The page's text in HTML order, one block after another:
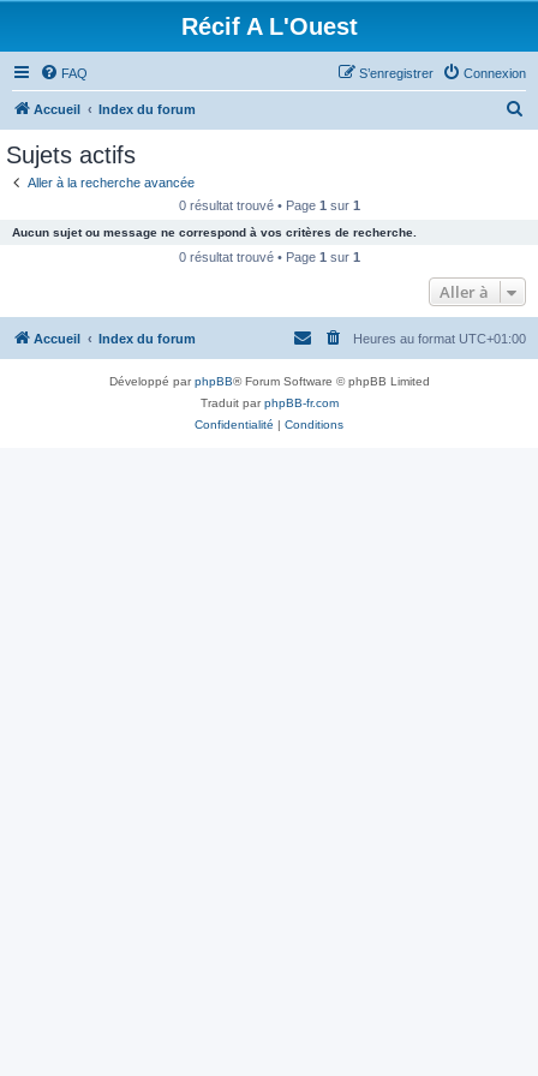
Récif A L'Ouest
FAQ Connexion
S’enregistrer
Accueil Index du forum
c
e
Sujets actifs
Aller à la recherche avancée
0 résultat trouvé • Page 1 sur 1
Aucun sujet ou message ne correspond à vos critères de recherche.
0 résultat trouvé • Page 1 sur 1
Aller à
Accueil Index du forum Heures au format UTC+01:00
Développé parphpBB® Forum Software © phpBB Limited
Traduit parphpBB-fr.com
Confidentialité | Conditions